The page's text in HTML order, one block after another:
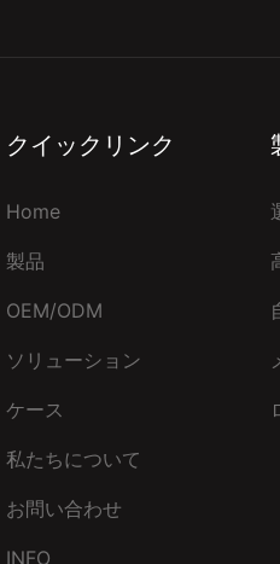
クイックリンク
Home
製品
OEM/ODM
ソリューション
ケース
私たちについて
お問い合わせ
INFO